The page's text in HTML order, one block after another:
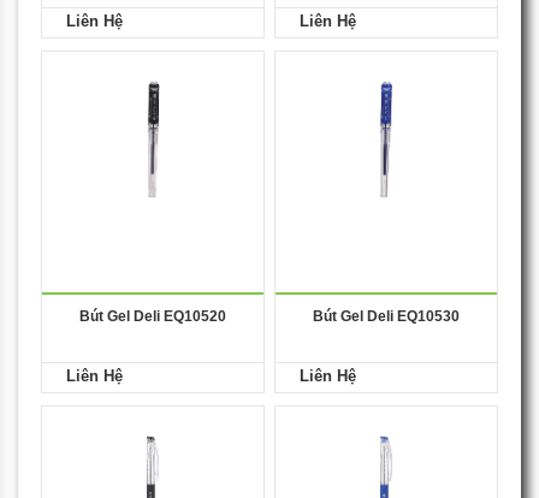
Liên Hệ Liên Hệ
Bút Gel Deli EQ10520
Liên Hệ
Bút Gel Deli EQ10530
Liên Hệ